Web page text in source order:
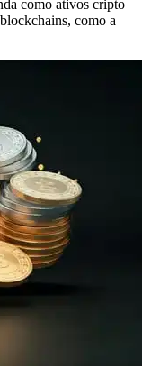
como ativos cripto
como a